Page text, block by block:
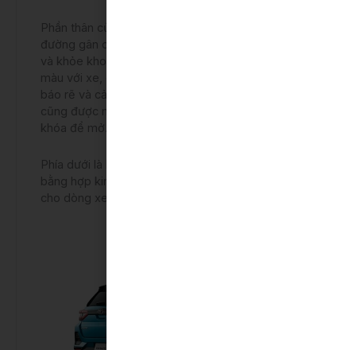
Phần thân của xe có thiết kế góc cạnh, với những
đường gân dập nổi tạo nên sự mạnh mẽ, trẻ trung
và khỏe khoắn. Gương chiếu hậu được sơn cùng
màu với xe, có tích hợp chỉnh điện, gập điện, đèn
báo rẽ và cảnh báo điểm mù BSM. Tay nắm cửa
cũng được mạ Crom sáng bóng, sử dụng chìa
khóa để mở.
Phía dưới là bộ lazang 17 inch, thiết kế dạng xoáy
bằng hợp kim sáng bóng, tạo sự hiện đại, phá cách
cho dòng xe.